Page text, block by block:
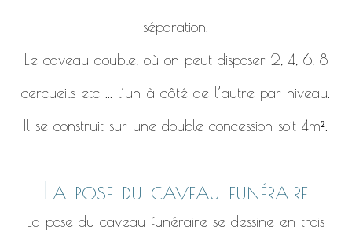
séparation.
Le caveau double, où on peut disposer 2, 4, 6, 8
cercueils etc ... l’un à côté de l’autre par niveau.
Il se construit sur une double concession soit 4m².
La pose du caveau funéraire
La pose du caveau funéraire se dessine en trois